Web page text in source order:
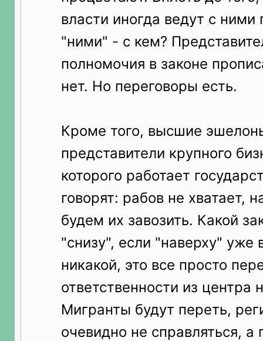
власти иногда ведут с
"ними" - с кем?
полномочия в законе
нет. Но переговоры есть.
Кроме того, высшие
представители крупного
которого работает
говорят: рабов не хватает,
будем их завозить. Какой
"снизу", если "наверху" уже
никакой, это все просто
ответственности из центра
Мигранты будут переть,
очевидно не справляться, а